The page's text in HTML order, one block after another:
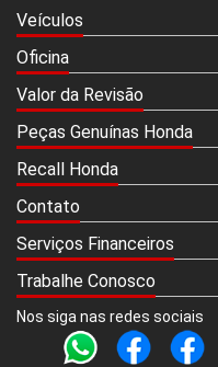
Veículos
Oficina
Valor da Revisão
Peças Genuínas Honda
Recall Honda
Contato
Serviços Financeiros
Trabalhe Conosco
Nos siga nas redes sociais